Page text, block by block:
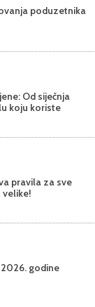
poduzetnika
Od siječnja
koju koriste
pravila za sve
velike!
godine